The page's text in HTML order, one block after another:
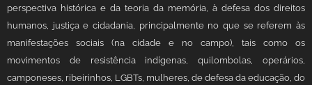
perspectiva histórica e da teoria da memória, à defesa dos direitos
humanos, justiça e cidadania, principalmente no que se referem às
manifestações sociais (na cidade e no campo), tais como os
movimentos de resistência indígenas, quilombolas, operários,
camponeses, ribeirinhos, LGBTs, mulheres, de defesa da educação, do